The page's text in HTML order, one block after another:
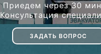
Приедем через 30
Консультация
ЗАДАТЬ ВОПРОС